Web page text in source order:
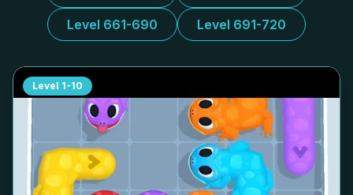
Level 661-690 Level 691-720
Level 1-10